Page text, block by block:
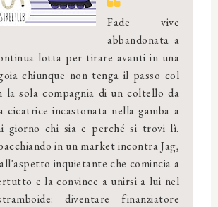
Fade vive
abbandonata a
lotta per tirare avanti in una
chiunque non tenga il passo col
la sola compagnia di un coltello da
cicatrice incastonata nella gamba a
giorno chi sia e perché si trovi lì.
in un market incontra Jag,
inquietante che comincia a
e la convince a unirsi a lui nel
diventare finanziatore